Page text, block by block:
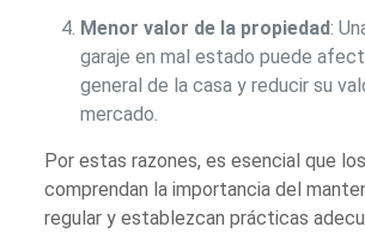
Menor valor de la propiedad:
garaje en mal estado puede
general de la casa y reducir su
mercado.
Por estas razones, es esencial que
comprendan la importancia del
regular y establezcan prácticas